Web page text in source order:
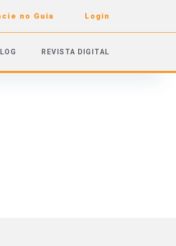
no Guia Login
REVISTA DIGITAL